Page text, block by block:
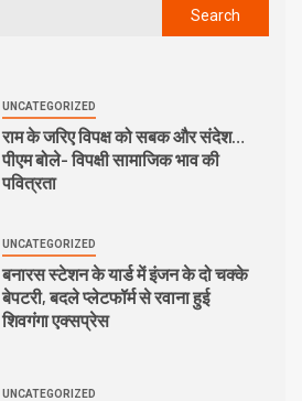
UNCATEGORIZED
राम के जरिए विपक्ष को सबक और संदेश…
पीएम बोले- विपक्षी सामाजिक भाव की
पवित्रता
UNCATEGORIZED
बनारस स्टेशन के यार्ड में इंजन के दो चक्के
बेपटरी, बदले प्लेटफॉर्म से रवाना हुई
शिवगंगा एक्सप्रेस
UNCATEGORIZED